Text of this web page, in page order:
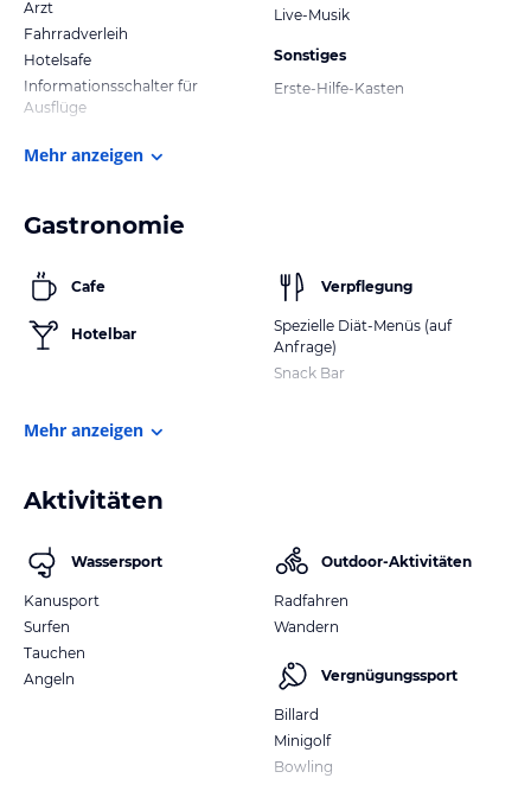
Arzt
Fahrradverleih
Hotelsafe
Informationsschalter für
Ausflüge
Live-Musik
Sonstiges
Erste-Hilfe-Kasten
Mehr anzeigen
Gastronomie
Cafe
Hotelbar
Verpflegung
Spezielle Diät-Menüs (auf
Anfrage)
Snack Bar
Mehr anzeigen
Aktivitäten
Wassersport
Kanusport
Surfen
Tauchen
Angeln
Outdoor-Aktivitäten
Radfahren
Wandern
Vergnügungssport
Billard
Minigolf
Bowling